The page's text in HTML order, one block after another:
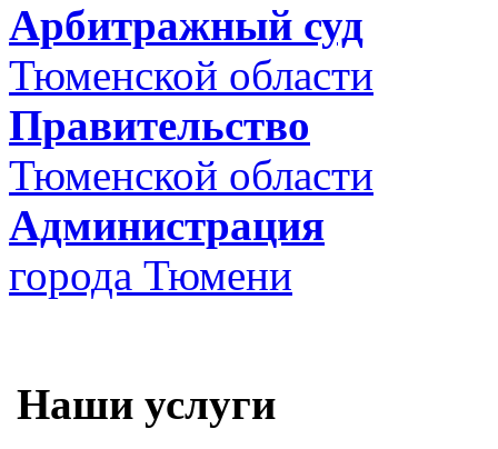
Арбитражный суд
Тюменской области
Правительство
Тюменской области
Администрация
города Тюмени
Наши услуги